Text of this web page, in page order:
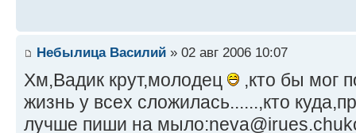
Небылица Василий » 02 авг 2006 10:07
Хм,Вадик крут,молодец
,кто бы мог
жизнь у всех сложилась......,кто
лучше пиши на